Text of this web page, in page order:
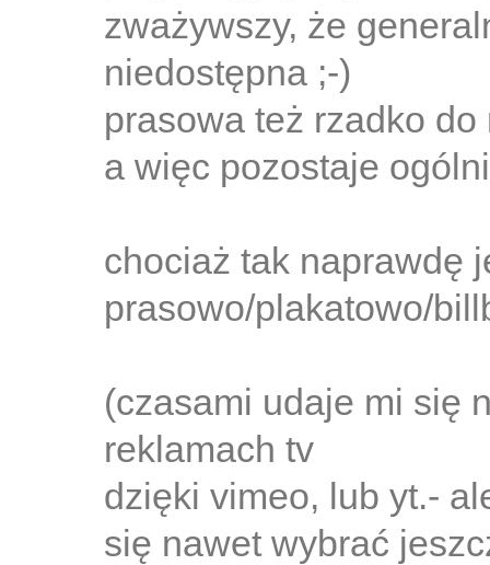
zważywszy, że
niedostępna ;-)
prasowa też rzadko
a więc pozostaje
chociaż tak naprawdę
prasowo/plakatowo/
(czasami udaje mi się
reklamach tv
dzięki vimeo, lub yt.-
się nawet wybrać